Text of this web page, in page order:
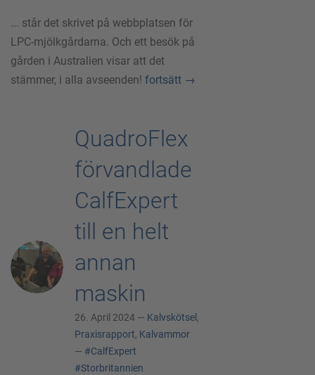
... står det skrivet på webbplatsen för
LPC-mjölkgårdarna. Och ett besök på
gården i Australien visar att det
stämmer, i alla avseenden! fortsätt →
QuadroFlex
förvandlade
CalfExpert
till en helt
annan
maskin
26. April 2024 — Kalvskötsel ,
Praxisrapport, Kalvammor
— #CalfExpert
#Storbritannien